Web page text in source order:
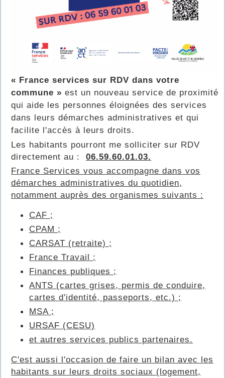
« France services sur RDV dans votre
commune » est un nouveau service de proximité
qui aide les personnes éloignées des services
dans leurs démarches administratives et qui
facilite l'accès à leurs droits.
Les habitants pourront me solliciter sur RDV
directement au : 06.59.60.01.03.
France Services vous accompagne dans vos
démarches administratives du quotidien,
notamment auprès des organismes suivants :
CAF ;
CPAM ;
CARSAT (retraite) ;
France Travail ;
Finances publiques ;
ANTS (cartes grises, permis de conduire,
cartes d'identité, passeports, etc.) ;
MSA ;
URSAF (CESU)
et autres services publics partenaires.
C'est aussi l'occasion de faire un bilan avec les
habitants sur leurs droits sociaux (logement,